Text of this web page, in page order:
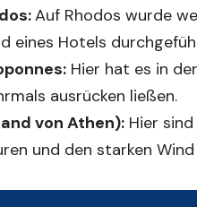
Auf Rhodos wurde
eines Hotels
Hier hat es in
ausrücken ließen.
von Athen): Hier
und den starken